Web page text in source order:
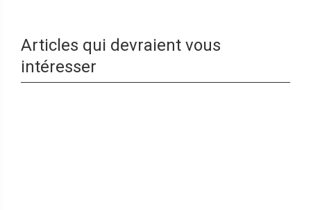
Articles qui devraient vous
intéresser